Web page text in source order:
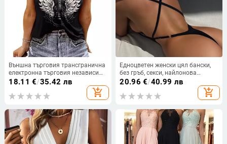
Външна търговия трансгранична
електронна търговия независима
станция Amazon Amazon нова
памучна дамска тениска
18.11 €/35.42 лв
add_shopping_cart
Едноцветен женски цял бански,
без гръб, секси, найлонова
материя, подплата найлон 20%,
20.96 €/40.99 лв
add_shopping_cart